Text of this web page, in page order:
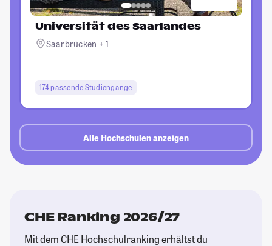
Universität des Saarlandes
Saarbrücken + 1
174 passende Studiengänge
Alle Hochschulen anzeigen
CHE Ranking 2026/27
Mit dem CHE Hochschulranking erhältst du